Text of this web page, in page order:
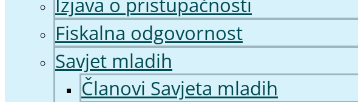
Fiskalna odgovornost
Savjet mladih
Članovi Savjeta mladih